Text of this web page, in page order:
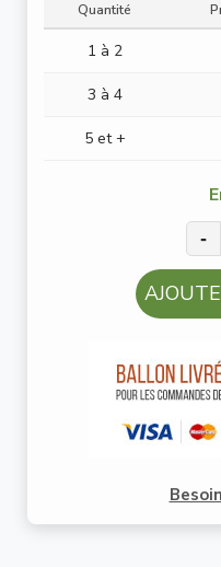
Quantité
1 à 2
3 à 4
5 et +
-